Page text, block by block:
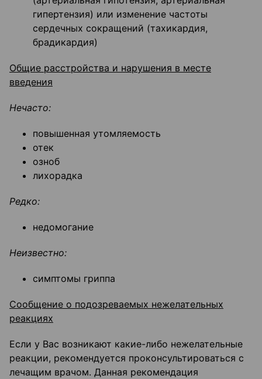
гипертензия) или изменение частоты
сердечных сокращений (тахикардия,
брадикардия)
Общие расстройства и нарушения в месте
введения
Нечасто:
повышенная утомляемость
отек
озноб
лихорадка
Редко:
недомогание
Неизвестно:
симптомы гриппа
Сообщение о подозреваемых нежелательных
реакциях
Если у Вас возникают какие-либо нежелательные
реакции, рекомендуется проконсультироваться с
лечащим врачом. Данная рекомендация